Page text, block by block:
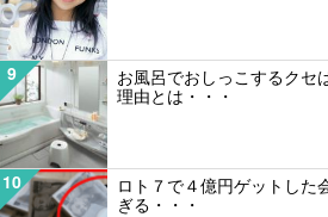
9
お風呂でおしっこするクセ
理由とは・・・
10
ロト７で４億円ゲットした
ぎる・・・